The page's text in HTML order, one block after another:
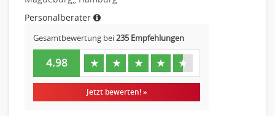
Notariat
Richter, Justizbeamte
Analyst
Anlageberatung, Vermögensberatung
Asset-/Fonds-Management
Personalberater
Gesamtbewertung bei235 Empfehlungen
4.98 ★ ★ ★ ★ ★
Jetzt bewerten! »